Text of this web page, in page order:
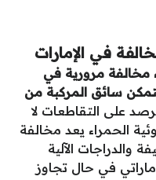
في الإمارات
مخالفة مرورية في
يتمكن سائق المركبة من
على التقاطعات لا
الحمراء يعد مخالفة
والدراجات الآلية
قدرها 1000 درهم إماراتي في حال تجاوز